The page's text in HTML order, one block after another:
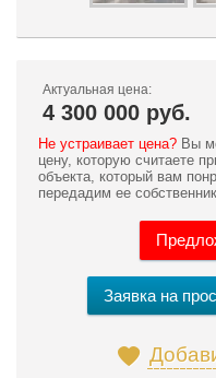
Актуальная цена:
4 300 000 руб.
Не устраивает цена? Вы
цену, которую считаете
объекта, который вам
передадим ее
Заявка на